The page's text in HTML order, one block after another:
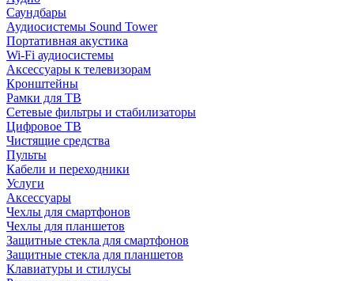
Саундбары
Аудиосистемы Sound Tower
Портативная акустика
Wi-Fi аудиосистемы
Аксессуары к телевизорам
Кронштейны
Рамки для ТВ
Сетевые фильтры и стабилизаторы
Цифровое ТВ
Чистящие средства
Пульты
Кабели и переходники
Услуги
Аксессуары
Чехлы для смартфонов
Чехлы для планшетов
Защитные стекла для смартфонов
Защитные стекла для планшетов
Клавиатуры и стилусы